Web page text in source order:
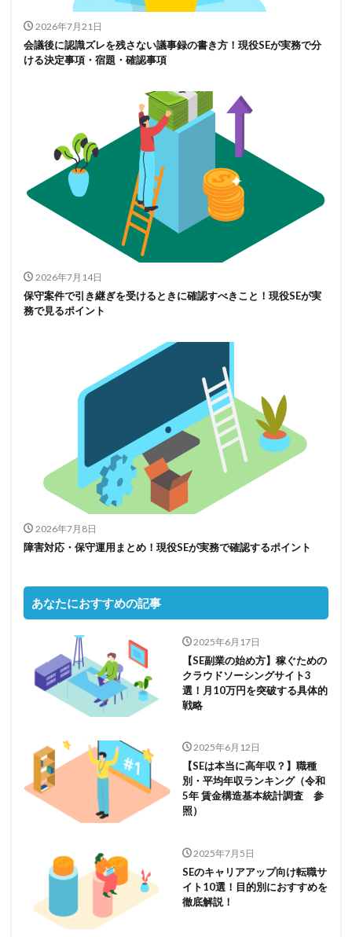
2026年7月21日
会議後に認識ズレを残さない議事録の書き方！現役SEが実務で分
ける決定事項・宿題・確認事項
2026年7月14日
保守案件で引き継ぎを受けるときに確認すべきこと！現役SEが実
務で見るポイント
2026年7月8日
障害対応・保守運用まとめ！現役SEが実務で確認するポイント
あなたにおすすめの記事
2025年6月17日
【SE副業の始め方】稼ぐための
クラウドソーシングサイト3
選！月10万円を突破する具体的
戦略
2025年6月12日
【SEは本当に高年収？】職種
別・平均年収ランキング（令和
5年 賃金構造基本統計調査 参
照）
2025年7月5日
SEのキャリアアップ向け転職サ
イト10選！目的別におすすめを
徹底解説！